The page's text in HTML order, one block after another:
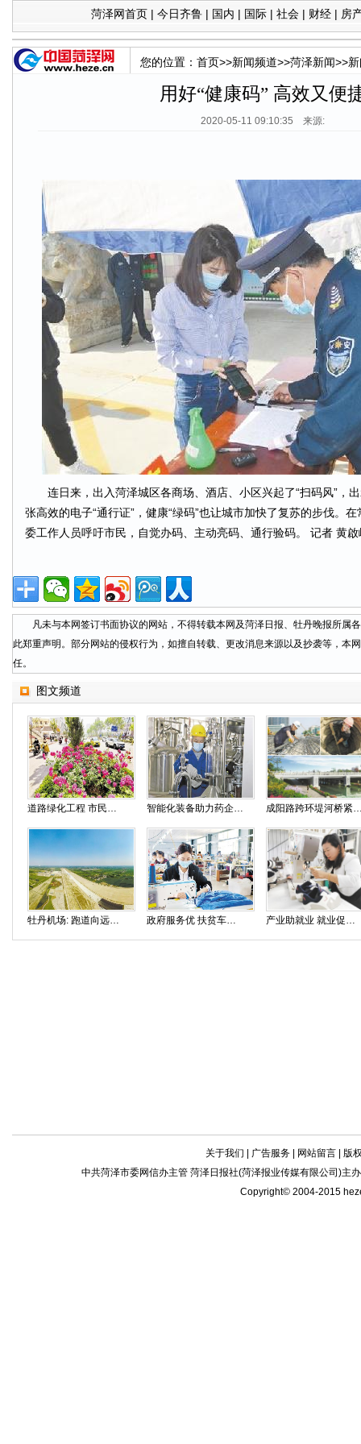
菏泽网首页 | 今日齐鲁 | 国内 | 国际 | 社会 | 财经 | 房
您的位置： 首页>>新闻频道>>菏泽新闻>>
用好“健康码” 高效又便
2020-05-11 09:10:35 来源:
连日来，出入菏泽城区各商场、酒店、小区兴起了“扫码风”，出
张高效的电子“通行证”，健康“绿码”也让城市加快了复苏的步伐。
委工作人员呼吁市民，自觉办码、主动亮码、通行验码。 记者 黄
凡未与本网签订书面协议的网站，不得转载本网及菏泽日报、牡丹晚报所属
此郑重声明。部分网站的侵权行为，如擅自转载、更改消息来源以及抄袭等，本
任。
图文频道
道路绿化工程 市民徜徉“花海” 智能化装备助力药企升级 成阳路跨环堤河桥
牡丹机场: 跑道向远方 孕育新希望 政府服务优 扶贫车间忙 产业助就业 就业促产业
关于我们 广告服务| 网站留言| 版
中共菏泽市委网信办主管 菏泽日报社(菏泽报业传媒有限公司)主
Copyright© 2004-2015